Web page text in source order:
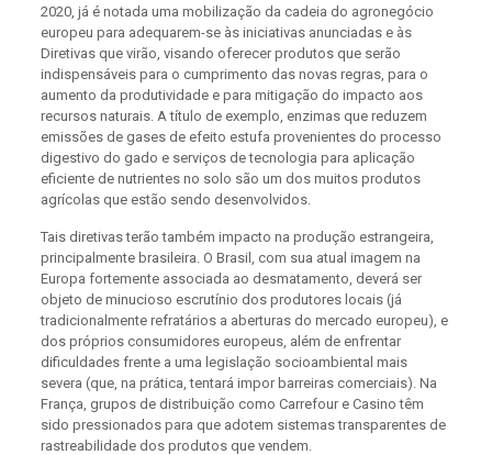
2020, já é notada uma mobilização da cadeia do agronegócio
europeu para adequarem-se às iniciativas anunciadas e às
Diretivas que virão, visando oferecer produtos que serão
indispensáveis para o cumprimento das novas regras, para o
aumento da produtividade e para mitigação do impacto aos
recursos naturais. A título de exemplo, enzimas que reduzem
emissões de gases de efeito estufa provenientes do processo
digestivo do gado e serviços de tecnologia para aplicação
eficiente de nutrientes no solo são um dos muitos produtos
agrícolas que estão sendo desenvolvidos.
Tais diretivas terão também impacto na produção estrangeira,
principalmente brasileira. O Brasil, com sua atual imagem na
Europa fortemente associada ao desmatamento, deverá ser
objeto de minucioso escrutínio dos produtores locais (já
tradicionalmente refratários a aberturas do mercado europeu), e
dos próprios consumidores europeus, além de enfrentar
dificuldades frente a uma legislação socioambiental mais
severa (que, na prática, tentará impor barreiras comerciais). Na
França, grupos de distribuição como Carrefour e Casino têm
sido pressionados para que adotem sistemas transparentes de
rastreabilidade dos produtos que vendem.